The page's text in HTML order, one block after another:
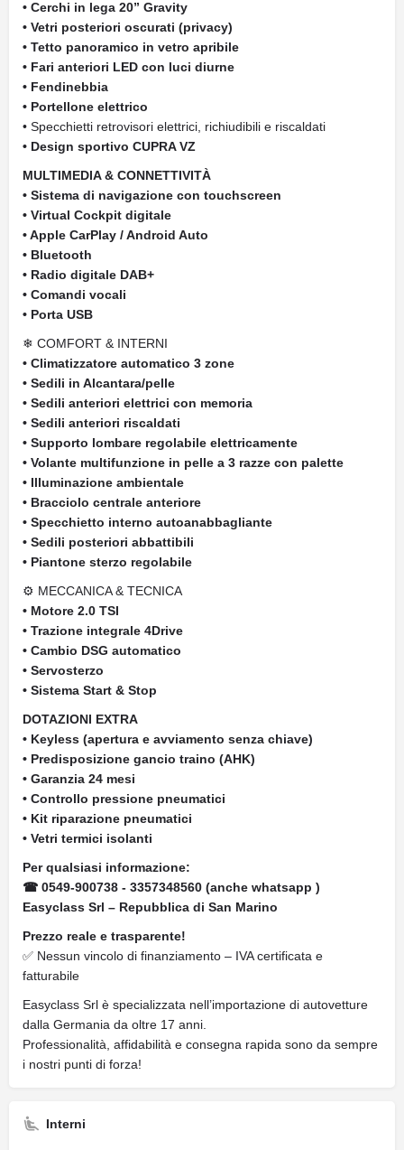
• Cerchi in lega 20” Gravity
• Vetri posteriori oscurati (privacy)
• Tetto panoramico in vetro apribile
• Fari anteriori LED con luci diurne
• Fendinebbia
• Portellone elettrico
• Specchietti retrovisori elettrici, richiudibili e riscaldati
• Design sportivo CUPRA VZ
MULTIMEDIA & CONNETTIVITÀ
• Sistema di navigazione con touchscreen
• Virtual Cockpit digitale
• Apple CarPlay / Android Auto
• Bluetooth
• Radio digitale DAB+
• Comandi vocali
• Porta USB
❄ COMFORT & INTERNI
• Climatizzatore automatico 3 zone
• Sedili in Alcantara/pelle
• Sedili anteriori elettrici con memoria
• Sedili anteriori riscaldati
• Supporto lombare regolabile elettricamente
• Volante multifunzione in pelle a 3 razze con palette
• Illuminazione ambientale
• Bracciolo centrale anteriore
• Specchietto interno autoanabbagliante
• Sedili posteriori abbattibili
• Piantone sterzo regolabile
⚙ MECCANICA & TECNICA
• Motore 2.0 TSI
• Trazione integrale 4Drive
• Cambio DSG automatico
• Servosterzo
• Sistema Start & Stop
DOTAZIONI EXTRA
• Keyless (apertura e avviamento senza chiave)
• Predisposizione gancio traino (AHK)
• Garanzia 24 mesi
• Controllo pressione pneumatici
• Kit riparazione pneumatici
• Vetri termici isolanti
Per qualsiasi informazione:
☎ 0549-900738 - 3357348560 (anche whatsapp )
Easyclass Srl – Repubblica di San Marino
Prezzo reale e trasparente!
✅ Nessun vincolo di finanziamento – IVA certificata e
fatturabile
Easyclass Srl è specializzata nell’importazione di autovetture
dalla Germania da oltre 17 anni.
Professionalità, affidabilità e consegna rapida sono da sempre
i nostri punti di forza!
Interni